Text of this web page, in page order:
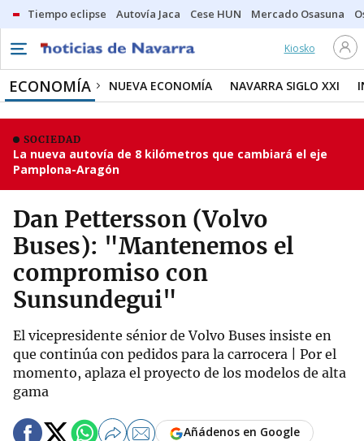
Tiempo eclipse Autovía Jaca Cese HUN Mercado Osasuna
Kiosko
ECONOMÍA NUEVA ECONOMÍA NAVARRA SIGLO XXI
SOCIEDAD
La nueva autovía de 8 kilómetros que cambiará el eje
Pamplona-Aragón
Dan Pettersson (Volvo
Buses): "Mantenemos el
compromiso con
Sunsundegui"
El vicepresidente sénior de Volvo Buses insiste en
que continúa con pedidos para la carrocera | Por el
momento, aplaza el proyecto de los modelos de alta
gama
Añádenos en Google